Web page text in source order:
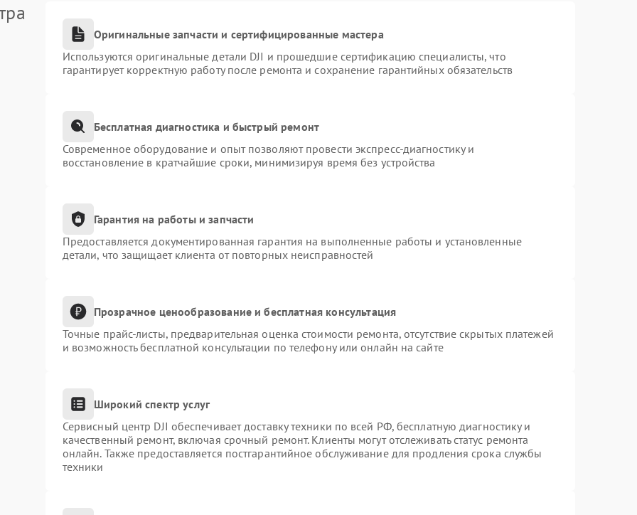
Оригинальные запчасти и сертифицированные мастера
Используются оригинальные детали DJI и прошедшие сертификацию специалисты, что
гарантирует корректную работу после ремонта и сохранение гарантийных обязательств
Бесплатная диагностика и быстрый ремонт
Современное оборудование и опыт позволяют провести экспресс-диагностику и
восстановление в кратчайшие сроки, минимизируя время без устройства
Гарантия на работы и запчасти
Предоставляется документированная гарантия на выполненные работы и установленные
детали, что защищает клиента от повторных неисправностей
Прозрачное ценообразование и бесплатная консультация
Точные прайс-листы, предварительная оценка стоимости ремонта, отсутствие скрытых платежей
и возможность бесплатной консультации по телефону или онлайн на сайте
Широкий спектр услуг
Сервисный центр DJI обеспечивает доставку техники по всей РФ, бесплатную диагностику и
качественный ремонт, включая срочный ремонт. Клиенты могут отслеживать статус ремонта
онлайн. Также предоставляется постгарантийное обслуживание для продления срока службы
техники